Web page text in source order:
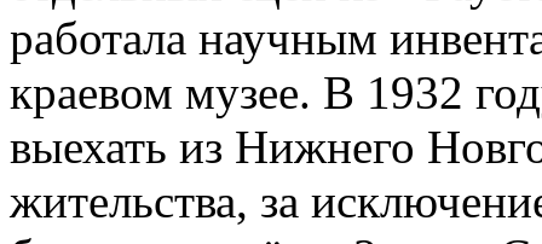
работала научным
краевом музее. В 1932
выехать из Нижнего
жительства, за